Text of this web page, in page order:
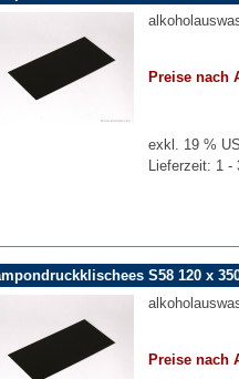
Preise nach
exkl. 19 %
Lieferzeit: 1
S58 120 x
Preise nach